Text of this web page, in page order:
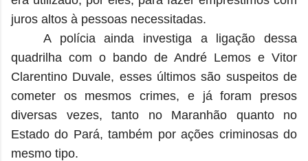
juros altos à pessoas necessitadas.
A polícia ainda investiga a ligação dessa
quadrilha com o bando de André Lemos e Vitor
Clarentino Duvale, esses últimos são suspeitos de
cometer os mesmos crimes, e já foram presos
diversas vezes, tanto no Maranhão quanto no
Estado do Pará, também por ações criminosas do
mesmo tipo.